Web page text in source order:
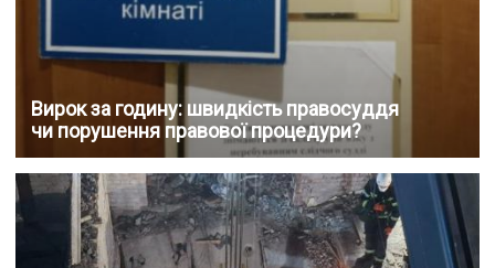
Вирок за годину: швидкість правосуддя
чи порушення правової процедури?